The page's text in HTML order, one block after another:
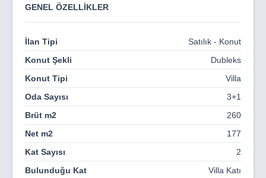
villa ile bu özel proje, sadece seçkin birkaç aileyi
GENEL ÖZELLİKLER
İlan Tipi
Satılık - Konut
Konut Şekli
Dubleks
Konut Tipi
Villa
Oda Sayısı
3+1
Brüt m2
260
Net m2
177
Kat Sayısı
2
Bulunduğu Kat
Villa Katı